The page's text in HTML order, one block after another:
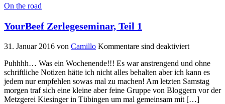
On the road
YourBeef Zerlegeseminar, Teil 1
31. Januar 2016 von Camillo Kommentare sind deaktiviert
Puhhhh… Was ein Wochenende!!! Es war anstrengend und ohne
schriftliche Notizen hätte ich nicht alles behalten aber ich kann es
jedem nur empfehlen sowas mal zu machen! Am letzten Samstag
morgen traf sich eine kleine aber feine Gruppe von Bloggern vor der
Metzgerei Kiesinger in Tübingen um mal gemeinsam mit […]